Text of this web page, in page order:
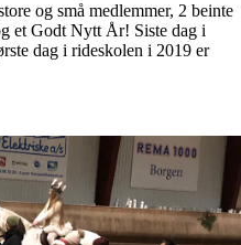
og små medlemmer, 2 beinte
et Godt Nytt År! Siste dag i
dag i rideskolen i 2019 er